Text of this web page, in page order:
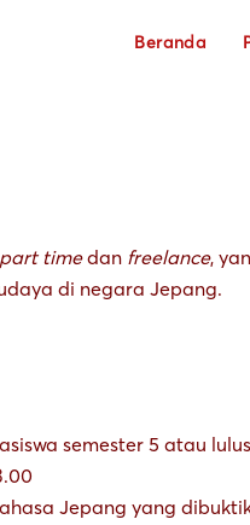
Beranda
part timedan freelance,
di negara Jepang.
semester 5 atau
Jepang yang